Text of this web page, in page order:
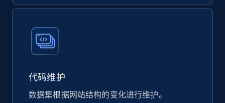
URL, Product id, Title, Rating, Reviews count,
Initial price, Discount, Final price, and more.
eCommerce
代码维护
数据集根据网站结构的变化进行维护。